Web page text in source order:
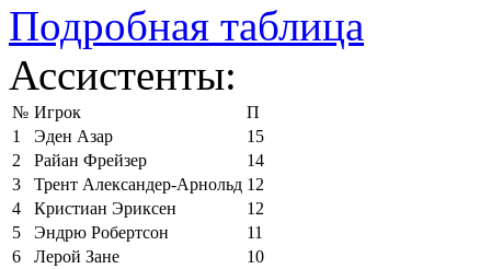
Подробная таблица
Ассистенты:
№ Игрок
П
1
Эден Азар
15
2
Райан Фрейзер
14
3
Трент Александер-Арнольд 12
4
Кристиан Эриксен
12
5
Эндрю Робертсон
11
6
Лерой Зане
10